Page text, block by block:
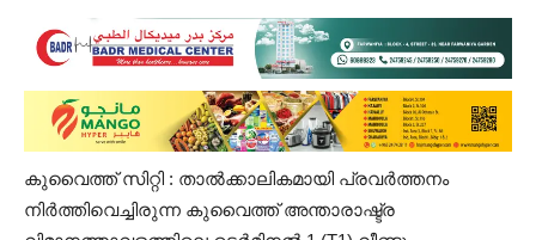
കുവൈത്ത് സിറ്റി : താൽക്കാലികമായി പ്രവർത്തനം
നിർത്തിവെച്ചിരുന്ന കുവൈത്ത് അന്താരാഷ്ട്ര